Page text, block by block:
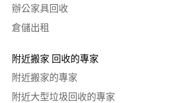
辦公家具回收
倉儲出租
附近搬家 回收的專家
附近搬家的專家
附近大型垃圾回收的專家